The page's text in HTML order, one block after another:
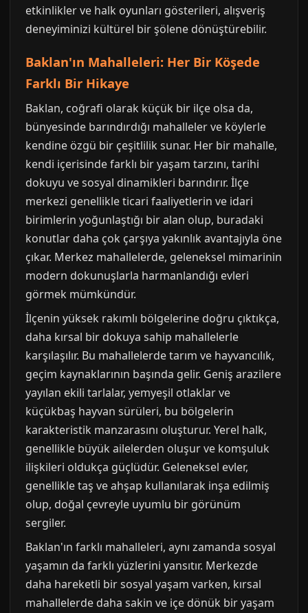
etkinlikler ve halk oyunları gösterileri, alışveriş
deneyiminizi kültürel bir şölene dönüştürebilir.
Baklan'ın Mahalleleri: Her Bir Köşede
Farklı Bir Hikaye
Baklan, coğrafi olarak küçük bir ilçe olsa da,
bünyesinde barındırdığı mahalleler ve köylerle
kendine özgü bir çeşitlilik sunar. Her bir mahalle,
kendi içerisinde farklı bir yaşam tarzını, tarihi
dokuyu ve sosyal dinamikleri barındırır. İlçe
merkezi genellikle ticari faaliyetlerin ve idari
birimlerin yoğunlaştığı bir alan olup, buradaki
konutlar daha çok çarşıya yakınlık avantajıyla öne
çıkar. Merkez mahallelerde, geleneksel mimarinin
modern dokunuşlarla harmanlandığı evleri
görmek mümkündür.
İlçenin yüksek rakımlı bölgelerine doğru çıktıkça,
daha kırsal bir dokuya sahip mahallelerle
karşılaşılır. Bu mahallelerde tarım ve hayvancılık,
geçim kaynaklarının başında gelir. Geniş arazilere
yayılan ekili tarlalar, yemyeşil otlaklar ve
küçükbaş hayvan sürüleri, bu bölgelerin
karakteristik manzarasını oluşturur. Yerel halk,
genellikle büyük ailelerden oluşur ve komşuluk
ilişkileri oldukça güçlüdür. Geleneksel evler,
genellikle taş ve ahşap kullanılarak inşa edilmiş
olup, doğal çevreyle uyumlu bir görünüm
sergiler.
Baklan'ın farklı mahalleleri, aynı zamanda sosyal
yaşamın da farklı yüzlerini yansıtır. Merkezde
daha hareketli bir sosyal yaşam varken, kırsal
mahallelerde daha sakin ve içe dönük bir yaşam